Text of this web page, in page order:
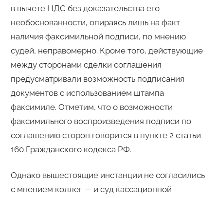
в вычете НДС без доказательства его
необоснованности, опираясь лишь на факт
наличия факсимильной подписи, по мнению
судей, неправомерно. Кроме того, действующие
между сторонами сделки соглашения
предусматривали возможность подписания
документов с использованием штампа
факсимиле. Отметим, что о возможности
факсимильного воспроизведения подписи по
соглашению сторон говорится в пункте 2 статьи
160 Гражданского кодекса РФ.
Однако вышестоящие инстанции не согласились
с мнением коллег — и суд кассационной